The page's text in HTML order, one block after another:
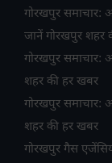
गोरखपुर समाचार:
जानें गोरखपुर शहर
गोरखपुर समाचार:
शहर की हर खबर
गोरखपुर समाचार:
शहर की हर खबर
गोरखपुर गैस